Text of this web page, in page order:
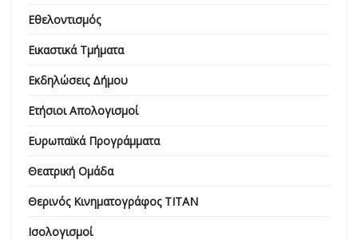
Εθελοντισμός
Εικαστικά Τμήματα
Εκδηλώσεις Δήμου
Ετήσιοι Απολογισμοί
Ευρωπαϊκά Προγράμματα
Θεατρική Ομάδα
Θερινός Κινηματογράφος ΤΙΤΑΝ
Ισολογισμοί